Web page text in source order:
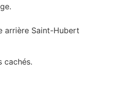
cachés.